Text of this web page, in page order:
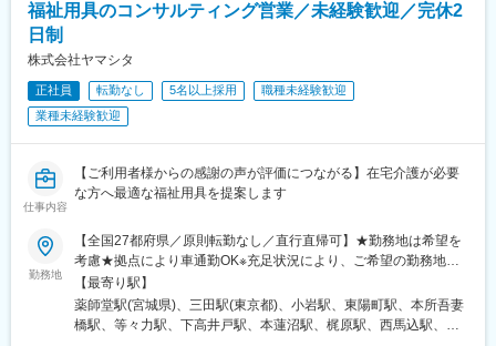
走します。展示会や販売店経由、直販で顧客を発掘し、初回はオ
か月かけて導入を支援します。
営業企画にも携わって頂くことが可能です。
なく、ご自身なりに工夫しながら提案をして頂きます。若手メン
バーの育成などチームリードの役割も担って頂きたいと考えてい
・代理店折衝・販売店への製品の勉強会実施（顧客獲得）
└商品を認知頂く拡大フェーズであるため、実際に見てもらい
知っていただくところからスタートです！
・展示会対応とリードフォロー
・初回アポイントの獲得
・介護施設への訪問やトライアル運用の支援
福祉用具のコンサルティング営業／未経験歓迎／完休2
日制
株式会社ヤマシタ
正社員 転勤なし 5名以上採用
職種未経験歓迎
業種未経験歓迎
仕事内容
【ご利用者様からの感謝の声が評価につながる】在宅介護が必要
な方へ最適な福祉用具を提案します
勤務地
【全国27都府県／原則転勤なし／直行直帰可】★勤務地は希望を
考慮★拠点により車通勤OK※充足状況により、ご希望の勤務地で
の募集が終了している場合があります。※転居を伴う転勤の有無
は、半年ごとに希望を伺い、選択いただけます。■東北■・宮城県
（仙台市）■関東■・東京都（東京23区など）・神奈川県（横浜市
【最寄り駅】
薬師堂駅(宮城県)、三田駅(東京都)、小岩駅、東陽町駅、本所吾妻
橋駅、等々力駅、下高井戸駅、本蓮沼駅、梶原駅、西馬込駅、練